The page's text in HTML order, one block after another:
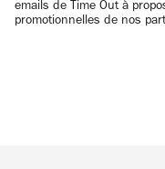
emails de Time Out à
promotionnelles de nos